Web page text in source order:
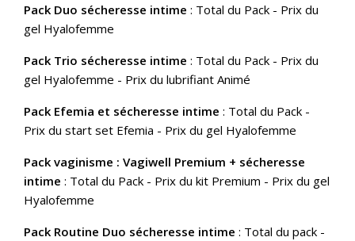
Pack Duo sécheresse intime : Total du Pack - Prix du
gel Hyalofemme
Pack Trio sécheresse intime : Total du Pack - Prix du
gel Hyalofemme - Prix du lubrifiant Animé
Pack Efemia et sécheresse intime : Total du Pack -
Prix du start set Efemia - Prix du gel Hyalofemme
Pack vaginisme : Vagiwell Premium + sécheresse
intime : Total du Pack - Prix du kit Premium - Prix du gel
Hyalofemme
Pack Routine Duo sécheresse intime : Total du pack -